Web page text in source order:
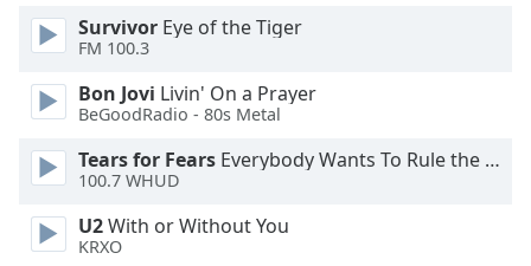
window.
Text
Survivor Eye of the Tiger
FM 100.3
Bon Jovi Livin' On a Prayer
BeGoodRadio - 80s Metal
Tears for Fears Everybody Wants To Rule the World
100.7 WHUD
U2With or Without You
KRXO